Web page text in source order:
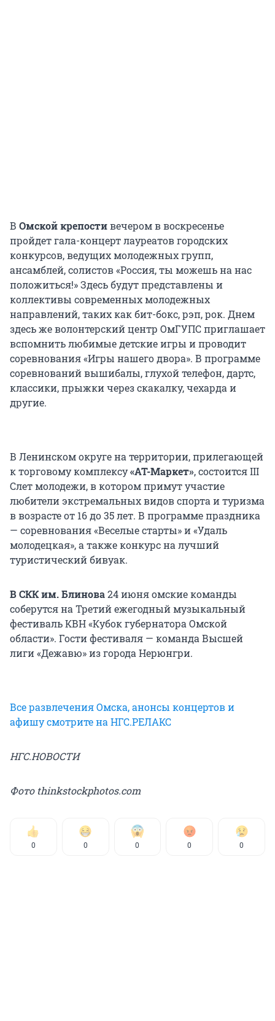
В Омской крепостивечером в воскресенье
пройдет гала-концерт лауреатов городских
конкурсов, ведущих молодежных групп,
ансамблей, солистов «Россия, ты можешь на нас
положиться!» Здесь будут представлены и
коллективы современных молодежных
направлений, таких как бит-бокс, рэп, рок. Днем
здесь же волонтерский центр ОмГУПС приглашает
вспомнить любимые детские игры и проводит
соревнования «Игры нашего двора». В программе
соревнований вышибалы, глухой телефон, дартс,
классики, прыжки через скакалку, чехарда и
другие.
В Ленинском округе на территории, прилегающей
к торговому комплексу«АТ-Маркет», состоится III
Слет молодежи, в котором примут участие
любители экстремальных видов спорта и туризма
в возрасте от 16 до 35 лет. В программе праздника
— соревнования «Веселые старты» и «Удаль
молодецкая», а также конкурс на лучший
туристический бивуак.
В СКК им. Блинова24 июня омские команды
соберутся на Третий ежегодный музыкальный
фестиваль КВН «Кубок губернатора Омской
области». Гости фестиваля — команда Высшей
лиги «Дежавю» из города Нерюнгри.
Все развлечения Омска, анонсы концертов и
афишу смотрите на НГС.РЕЛАКС
НГС.НОВОСТИ
Фото thinkstockphotos.com
0 0 0 0 0